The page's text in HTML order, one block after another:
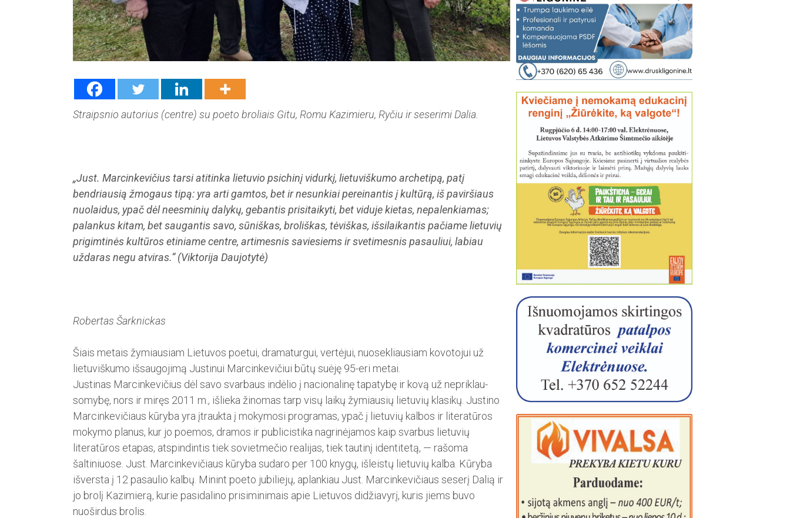
Straipsnio autorius (centre) su poeto broliais Gitu, Romu Kazimieru, Ryčiu ir seserimi Dalia.
„Just. Marcinkevičius tarsi atitinka lietuvio psichinį vidurkį, lietuviškumo archetipą, patį
bendriausią žmogaus tipą: yra arti gamtos, bet ir nesunkiai pereinantis į kultūrą, iš paviršiaus
nuolaidus, ypač dėl neesminių dalykų, gebantis prisitaikyti, bet viduje kietas, nepalenkiamas;
palankus kitam, bet saugantis savo, sūniškas, broliškas, tėviškas, išsilaikantis pačiame lietuvių
prigimtinės kultūros etiniame centre, artimesnis saviesiems ir svetimesnis pasauliui, labiau
uždaras negu atviras.“ (Viktorija Daujotytė)
Robertas Šarknickas
Šiais metais žymiausiam Lie­tuvos poetui, dramaturgui, vertėjui, nuosekliausiam kovo­tojui už
lietuviškumo išsaugo­jimą Justinui Marcinkevičiui ­bū­tų suėję 95-eri metai.
Justinas Marcinkevičius dėl savo svarbaus indėlio į nacionali­nę tapatybę ir kovą už nepriklau­
somybę, nors ir miręs 2011 m., išlieka žinomas tarp visų laikų žymiausių lietuvių klasikų. Justino
Marcinkevičiaus kūryba yra įtraukta į mokymosi programas, ypač į lietuvių kalbos ir literatūros
mokymo planus, kur jo poemos, dramos ir publicistika nagrinėjamos kaip svarbus lietuvių
literatūros etapas, atspindintis tiek sovietmečio realijas, tiek tautinį identitetą, — rašoma
šaltiniuo­se. Just. Marcinkevičiaus kūryba sudaro per 100 knygų, išleistų lietuvių kalba. Kūryba
išversta į 12 pasaulio kalbų. Minint poeto jubiliejų, aplankiau Just. Marcinkevičiaus seserį Dalią ir
jo brolį Kazimierą, kurie pasidalino prisiminimais apie Lietuvos didžiavyrį, kuris jiems buvo
nuoširdus brolis.